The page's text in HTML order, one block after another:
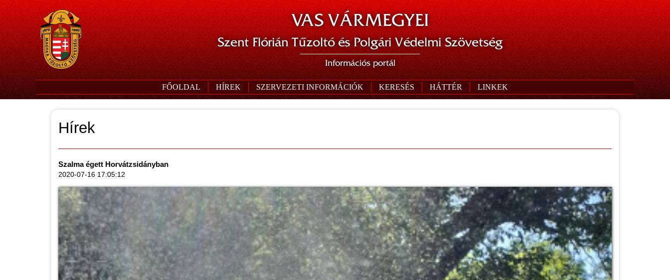
VAS VÁRMEGYEI
Szent Flórián Tűzoltó és Polgári Védelmi Szövetség
Információs portál
FŐOLDAL HÍREK SZERVEZETI INFORMÁCIÓK KERESÉS HÁTTÉR LINKEK
Hírek
Szalma égett Horvátzsidányban
2020-07-16 17:05:12